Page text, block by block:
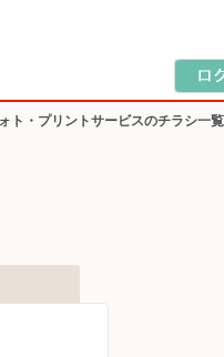
ト・プリントサービスのチラシ一覧